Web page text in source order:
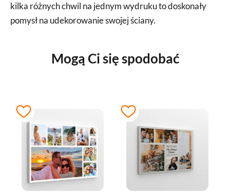
kilka różnych chwil na jednym wydruku to doskonały
pomysł na udekorowanie swojej ściany.
Mogą Ci się spodobać